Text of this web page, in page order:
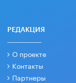
РЕДАКЦИЯ
О проекте
Контакты
Партнеры